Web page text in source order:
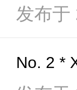
发布于
No. 2 *